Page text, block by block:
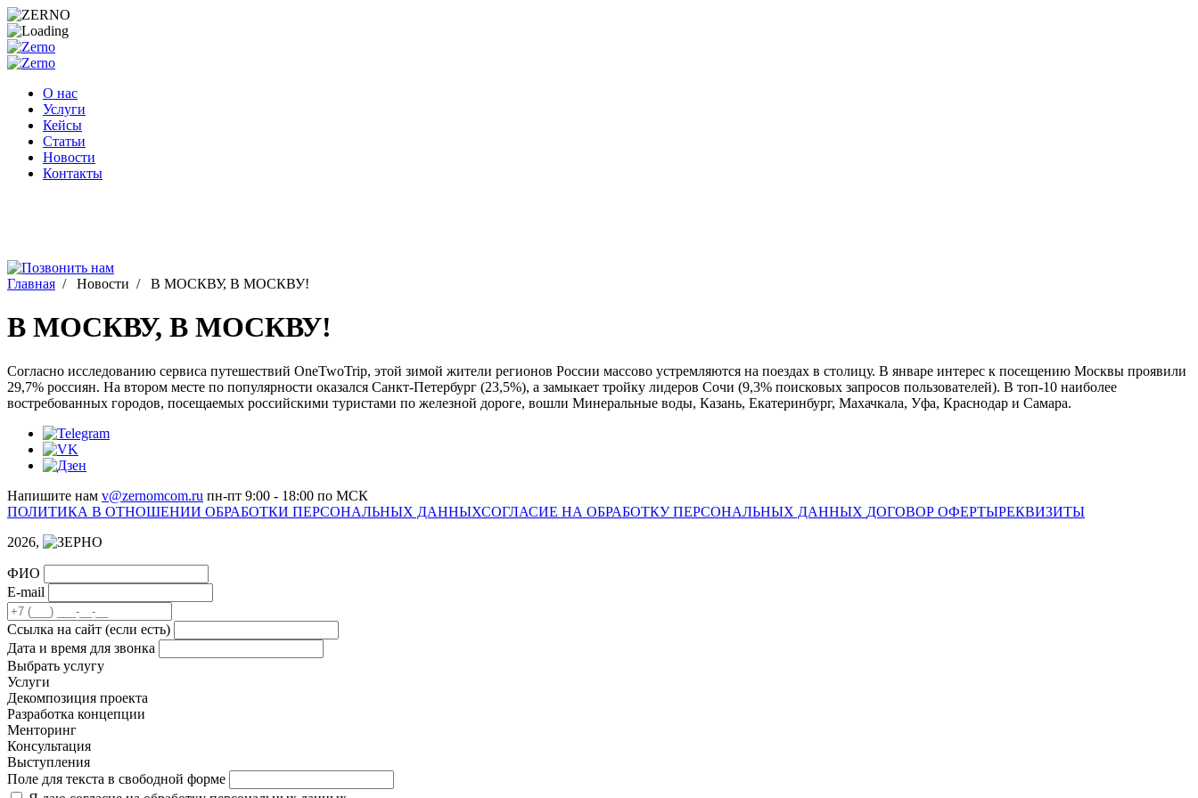
Перейти
к
О нас
Услуги
Кейсы
Статьи
Новости
Контакты
Главная / Новости / В МОСКВУ, В МОСКВУ!
В МОСКВУ, В МОСКВУ!
Согласно исследованию сервиса путешествий OneTwoTrip, этой зимой жители регионов России массово устремляются на поездах в столицу. В январе интерес к посещению Москвы проявили
29,7% россиян. На втором месте по популярности оказался Санкт-Петербург (23,5%), а замыкает тройку лидеров Сочи (9,3% поисковых запросов пользователей). В топ-10 наиболее
востребованных городов, посещаемых российскими туристами по железной дороге, вошли Минеральные воды, Казань, Екатеринбург, Махачкала, Уфа, Краснодар и Самара.
Напишите нам v@zernomcom.ru пн-пт 9:00 - 18:00 по МСК
ПОЛИТИКА В ОТНОШЕНИИ ОБРАБОТКИ ПЕРСОНАЛЬНЫХ ДАННЫХСОГЛАСИЕ НА ОБРАБОТКУ ПЕРСОНАЛЬНЫХ ДАННЫХ ДОГОВОР ОФЕРТЫРЕКВИЗИТЫ
2026,
ФИО
E-mail
Cсылка на сайт (если есть)
Дата и время для звонка
Выбрать услугу
Услуги
Декомпозиция проекта
Разработка концепции
Менторинг
Консультация
Выступления
Поле для текста в свободной форме